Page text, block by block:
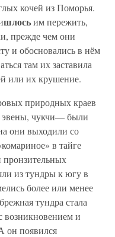
кочей из Поморья.
шлосьим пережить,
прежде чем они
и обосновались в нём
там их заставила
или их крушение.
природных краев
чукчи— были
они выходили со
в тайге
пронзительных
из тундры к югу в
более или менее
тундра стала
возникновением и
он появился